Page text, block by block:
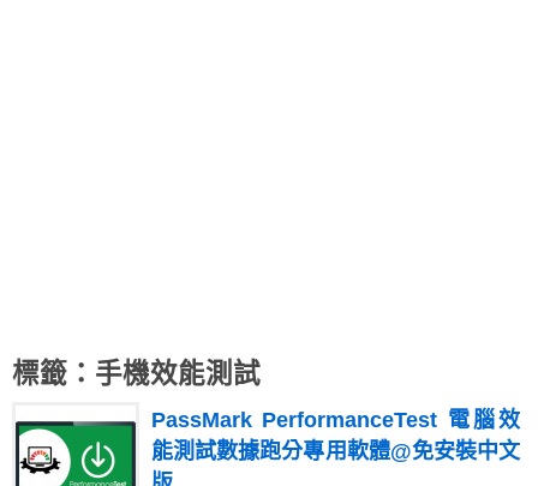
標籤：手機效能測試
PassMark PerformanceTest 電腦效
能測試數據跑分專用軟體@免安裝中文